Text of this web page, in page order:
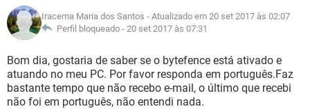
GUIA DE COMPRAS
INSTAGRAM GMAIL
GUIA DE COMPRAS
CELULAR
OUTLOOK EXCEL
INSTAGRAM GMAIL
GUIA DE COMPRAS
JOGOS WHATSAPP
CELULAR
OUTLOOK EXCEL
INSTAGRAM GMAIL
GLOSSÁRIO
JOGOS WHATSAPP
CELULAR FACEBOOK
OUTLOOK EXCEL
Iracema Maria dos Santos - Atualizado em 20 set 2017 às 02:07
Perfil bloqueado - 20 set 2017 às 07:31
Bom dia, gostaria de saber se o bytefence está ativado e
atuando no meu PC. Por favor responda em português.Faz
bastante tempo que não recebo e-mail, o último que recebi
não foi em português, não entendi nada.